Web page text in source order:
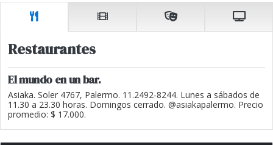
Restaurantes
El mundo en un bar.
Asiaka. Soler 4767, Palermo. 11.2492-8244. Lunes a sábados de
11.30 a 23.30 horas. Domingos cerrado. @asiakapalermo. Precio
promedio: $ 17.000.